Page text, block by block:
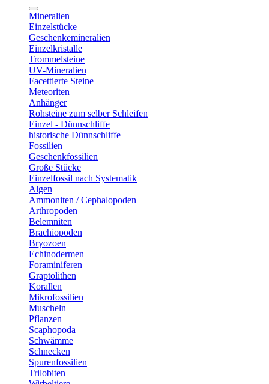
Mineralien
Einzelstücke
Geschenkemineralien
Einzelkristalle
Trommelsteine
UV-Mineralien
Facettierte Steine
Meteoriten
Anhänger
Rohsteine zum selber Schleifen
Einzel - Dünnschliffe
historische Dünnschliffe
Fossilien
Geschenkfossilien
Große Stücke
Einzelfossil nach Systematik
Algen
Ammoniten / Cephalopoden
Arthropoden
Belemniten
Brachiopoden
Bryozoen
Echinodermen
Foraminiferen
Graptolithen
Korallen
Mikrofossilien
Muscheln
Pflanzen
Scaphopoda
Schwämme
Schnecken
Spurenfossilien
Trilobiten